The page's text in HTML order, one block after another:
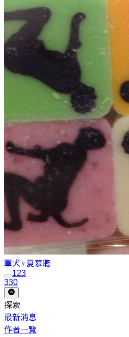
軍犬♀ 夏慕聰
123
330
探索
最新消息
作者一覽